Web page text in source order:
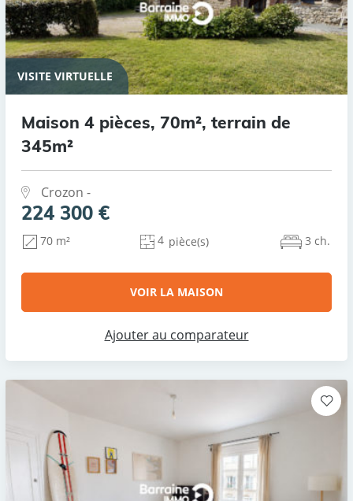
VISITE VIRTUELLE
Maison 4 pièces, 70m², terrain de
345m²
Crozon -
224 300 €
70 m² 4 pièce(s) 3 ch.
VOIR LA MAISON
Ajouter au comparateur